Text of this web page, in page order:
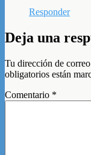
Responder
Deja una
Tu dirección de
obligatorios están
Comentario *